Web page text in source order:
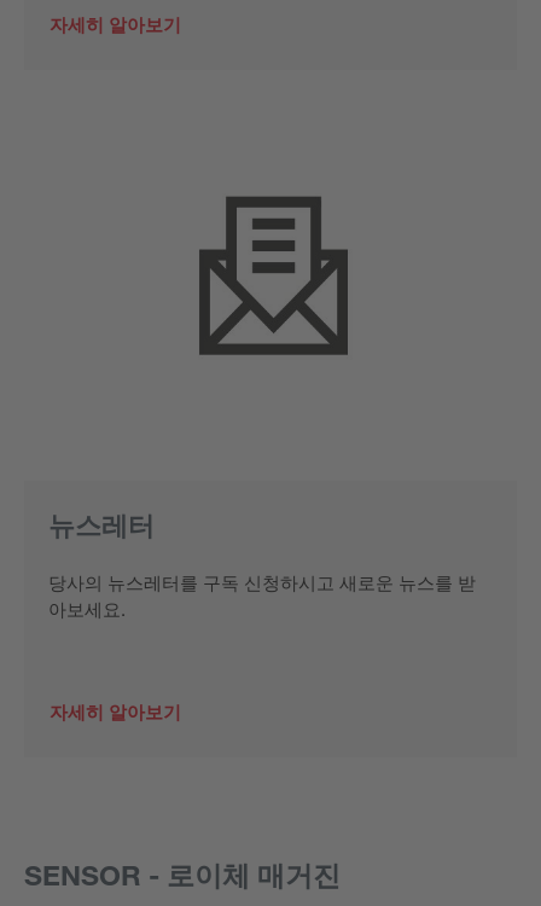
자세히 알아보기
뉴스레터
당사의 뉴스레터를 구독 신청하시고 새로운 뉴스를 받
아보세요.
자세히 알아보기
SENSOR - 로이체 매거진